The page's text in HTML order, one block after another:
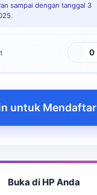
sampai dengan tanggal 3
0
untuk Mendaftar
Buka di HP Anda